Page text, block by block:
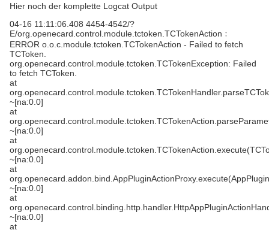
Hier noch der komplette Logcat Output
04-16 11:11:06.408 4454-4542/?
E/org.openecard.control.module.tctoken.TCTokenAction﹕
ERROR o.o.c.module.tctoken.TCTokenAction - Failed to fetch
TCToken.
org.openecard.control.module.tctoken.TCTokenException: Failed
to fetch TCToken.
at
~[na:0.0]
at
~[na:0.0]
at
~[na:0.0]
at
~[na:0.0]
at
~[na:0.0]
at